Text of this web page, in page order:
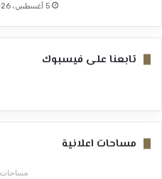
5 أغسطس، 2026
تابعنا على فيسبوك
مساحات اعلانية
مساحات